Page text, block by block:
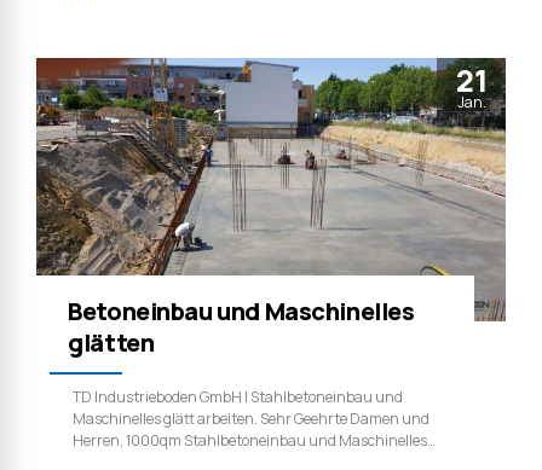
21
Jan.
Betoneinbau und Maschinelles
glätten
TD Industrieboden GmbH | Stahlbetoneinbau und
Maschinelles glätt arbeiten. Sehr Geehrte Damen und
Herren, 1000qm Stahlbetoneinbau und Maschinelles